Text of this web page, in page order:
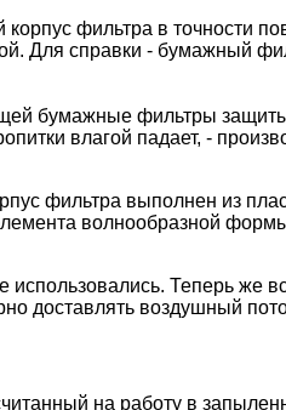
фильтра в точности
Для справки - бумажный
бумажные фильтры
влагой падает, -
фильтра выполнен из
волнообразной
использовались. Теперь же
доставлять воздушный
на работу в